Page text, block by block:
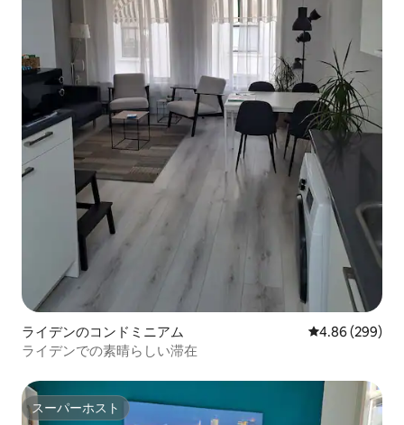
ライデンのコンドミニアム レビュー299
4.86 (299)
ライデンでの素晴らしい滞在
スーパーホスト
スーパーホスト